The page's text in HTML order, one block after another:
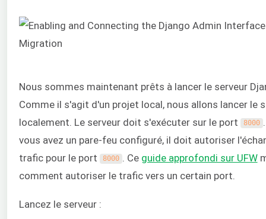
Nous sommes maintenant prêts à lancer le serveur
Comme il s'agit d'un projet local, nous allons lancer le
localement. Le serveur doit s'exécuter sur le port
8000
vous avez un pare-feu configuré, il doit autoriser
trafic pour le port
8000 . Ce guide approfondi sur UFW
comment autoriser le trafic vers un certain port.
Lancez le serveur :